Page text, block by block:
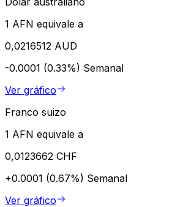
1 AFN equivale a
0,0216512 AUD
-0.0001 (0.33%) Semanal
Ver gráfico
Franco suizo
1 AFN equivale a
0,0123662 CHF
+0.0001 (0.67%) Semanal
Ver gráfico